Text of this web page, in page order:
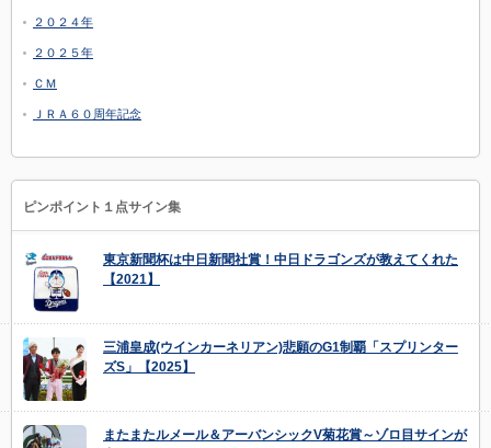
２０２４年
２０２５年
ＣＭ
ＪＲＡ６０周年記念
ピンポイント１点サイン集
東京新聞杯は中日新聞社賞！中日ドラゴンズが教えてくれた
【2021】
三浦皇成(ウインカーネリアン)悲願のG1制覇「スプリンター
ズS」【2025】
またまたルメール＆アーバンシックV菊花賞～ゾロ目サインが